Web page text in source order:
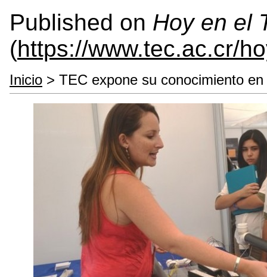
Published on Hoy en el
(https://www.tec.ac.cr/
Inicio > TEC expone su conocimiento